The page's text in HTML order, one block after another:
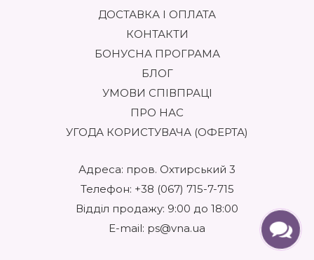
ДОСТАВКА І ОПЛАТА
КОНТАКТИ
БОНУСНА ПРОГРАМА
БЛОГ
УМОВИ СПІВПРАЦІ
ПРО НАС
УГОДА КОРИСТУВАЧА (ОФЕРТА)
Адреса: пров. Охтирський 3
Телефон: +38 (067) 715-7-715
Відділ продажу: 9:00 до 18:00
E-mail: ps@vna.ua